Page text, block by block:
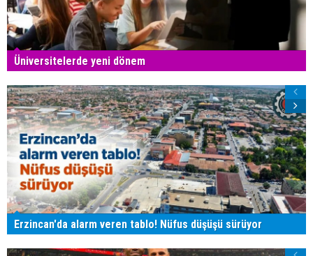
Üniversitelerde yeni dönem
Erzincan'da alarm veren tablo! Nüfus düşüşü sürüyor